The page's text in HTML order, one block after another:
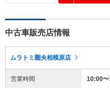
中古車販売店情報
ムラトミ圏央相模原店
営業時間 10:00